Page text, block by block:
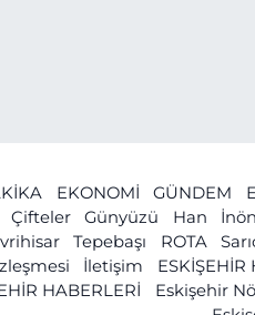
EKONOMİ GÜNDEM
Çifteler Günyüzü Han
Tepebaşı ROTA
İletişim
ESKİŞEHİR
HABERLERİ
Eskişehir